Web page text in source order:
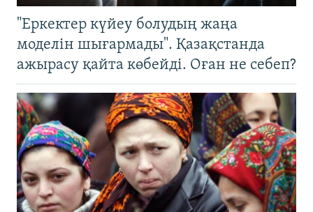
"Еркектер күйеу болудың жаңа
моделін шығармады". Қазақстанда
ажырасу қайта көбейді. Оған не себеп?